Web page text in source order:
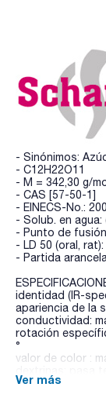
- Sinónimos:
- C12H22O11
- M = 342,30 g/
- CAS [57-50-1]
- EINECS-No.:
- Solub. en agua:
- Punto de
- LD 50 (oral,
- Partida
identidad (IR-
apariencia de la
conductividad:
rotación
°
valor de color :
azucares
Ver más